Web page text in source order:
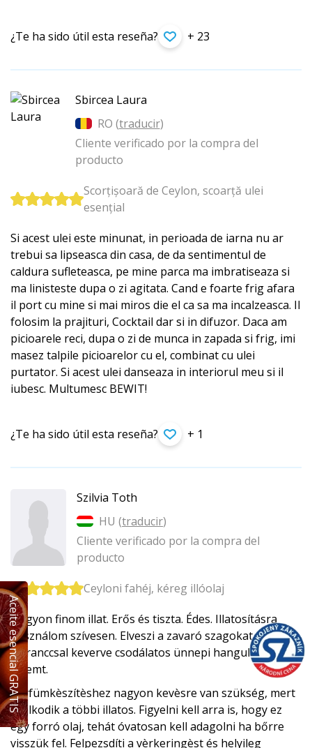
¿Te ha sido útil esta reseña? + 23
Sbircea Laura
RO (traducir)
Cliente verificado por la compra del
producto
Scorțișoară de Ceylon, scoarță ulei
esențial
Si acest ulei este minunat, in perioada de iarna nu ar
trebui sa lipseasca din casa, de da sentimentul de
caldura sufleteasca, pe mine parca ma imbratiseaza si
ma linisteste dupa o zi agitata. Cand e foarte frig afara
il port cu mine si mai miros die el ca sa ma incalzeasca. Il
folosim la prajituri, Cocktail dar si in difuzor. Daca am
picioarele reci, dupa o zi de munca in zapada si frig, imi
masez talpile picioarelor cu el, combinat cu ulei
purtator. Si acest ulei danseaza in interiorul meu si il
iubesc. Multumesc BEWIT!
¿Te ha sido útil esta reseña? + 1
Szilvia Toth
HU (traducir)
Cliente verificado por la compra del
producto
Ceyloni fahéj, kéreg illóolaj
Nagyon finom illat. Erős és tiszta. Édes. Illatosításra
használom szívesen. Elveszi a zavaró szagokat.
Naranccsal keverve csodálatos ünnepi hangulatot
teremt.
Parfümkèszítèshez nagyon kevèsre van szükség, mert
uralkodik a többi illatos. Figyelni kell arra is, hogy ez
egy forró olaj, tehát óvatosan kell adagolni ha bőrre
visszük fel. Felpezsdíti a vèrkeringèst és helyileg
Aceite esencial GRATIS